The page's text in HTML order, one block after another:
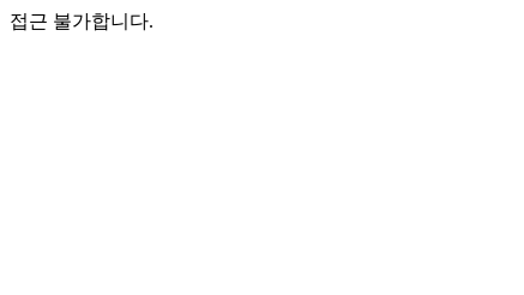
접근 불가합니다.